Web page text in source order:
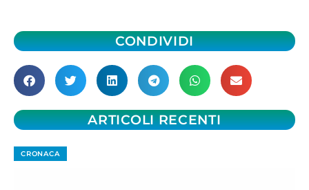
CONDIVIDI
ARTICOLI RECENTI
CRONACA